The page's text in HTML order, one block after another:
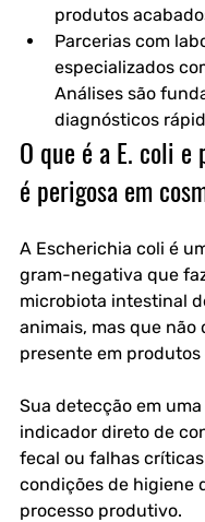
produtos
Parcerias com
especializados
Análises são
diagnósticos
O que é a E. coli e
é perigosa em
A Escherichia coli é
gram-negativa que
microbiota intestinal
animais, mas que não
presente em produtos
Sua detecção em
indicador direto de
fecal ou falhas
condições de higiene
processo produtivo.